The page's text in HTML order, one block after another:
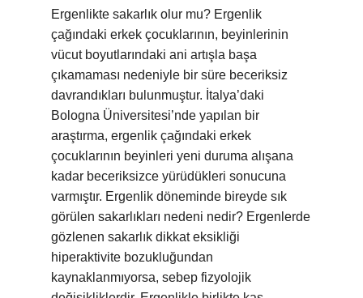
Ergenlikte sakarlık olur mu? Ergenlik
çağındaki erkek çocuklarının, beyinlerinin
vücut boyutlarındaki ani artışla başa
çıkamaması nedeniyle bir süre beceriksiz
davrandıkları bulunmuştur. İtalya’daki
Bologna Üniversitesi’nde yapılan bir
araştırma, ergenlik çağındaki erkek
çocuklarının beyinleri yeni duruma alışana
kadar beceriksizce yürüdükleri sonucuna
varmıştır. Ergenlik döneminde bireyde sık
görülen sakarlıkları nedeni nedir? Ergenlerde
gözlenen sakarlık dikkat eksikliği
hiperaktivite bozukluğundan
kaynaklanmıyorsa, sebep fizyolojik